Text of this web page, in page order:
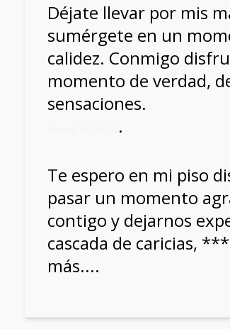
Déjate llevar por mis
sumérgete en un
calidez. Conmigo
momento de verdad,
sensaciones.
.
Te espero en mi piso
pasar un momento
contigo y dejarnos
cascada de caricias,
más....